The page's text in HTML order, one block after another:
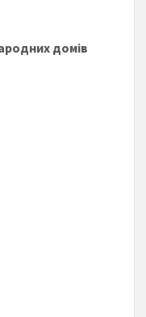
домів